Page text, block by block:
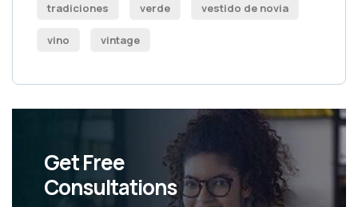
tradiciones verde vestido de novia
vino vintage
Get Free
Consultations